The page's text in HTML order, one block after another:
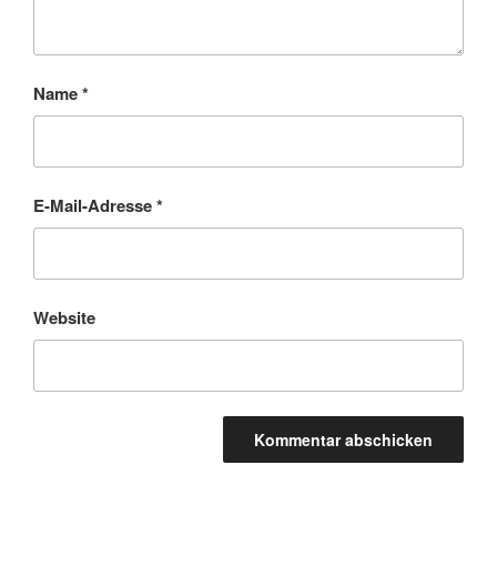
Name*
E-Mail-Adresse*
Website